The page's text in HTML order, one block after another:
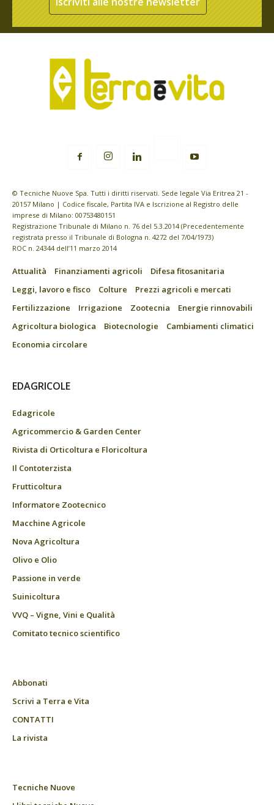
© Tecniche Nuove Spa. Tutti i diritti riservati. Sede legale Via Eritrea 21 -
20157 Milano | Codice fiscale, Partita IVA e Iscrizione al Registro delle
imprese di Milano: 00753480151
Registrazione Tribunale di Milano n. 76 del 5.3.2014 (Precedentemente
registrata presso il Tribunale di Bologna n. 4272 del 7/04/1973)
ROC n. 24344 dell’11 marzo 2014
Attualità Finanziamenti agricoli
Difesa fitosanitaria
Leggi, lavoro e fisco
Colture
Prezzi agricoli e mercati
Fertilizzazione
Irrigazione Zootecnia
Energie rinnovabili
Agricoltura biologica
Biotecnologie
Cambiamenti climatici
Economia circolare
EDAGRICOLE
Edagricole
Agricommercio & Garden Center
Rivista di Orticoltura e Floricoltura
Il Contoterzista
Frutticoltura
Informatore Zootecnico
Macchine Agricole
Nova Agricoltura
Olivo e Olio
Passione in verde
Suinicoltura
VVQ – Vigne, Vini e Qualità
Comitato tecnico scientifico
Abbonati
Scrivi a Terra e Vita
CONTATTI
La rivista
Tecniche Nuove